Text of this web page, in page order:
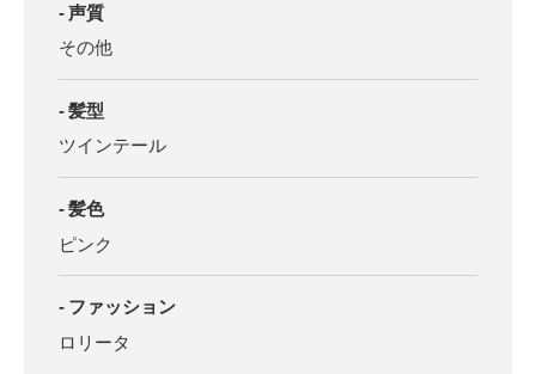
声質
その他
髪型
ツインテール
髪色
ピンク
ファッション
ロリータ